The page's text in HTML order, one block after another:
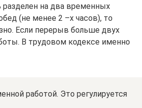
на два временных
(не менее 2 –х часов), то
Если перерыв больше двух
В трудовом кодексе именно
работой. Это регулируется